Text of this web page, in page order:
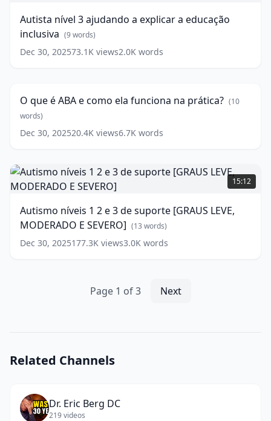
a
explicar
a
educação
Autista nível 3 ajudando a explicar a educação
inclusiva (9words)
Dec 30, 202573.1K views2.0K words
O
e
como
ela
funciona
prática?
(10
words)
O que é ABA e como ela funciona na prática? (10
words)
Dec 30, 202520.4K views6.7K words
Autismo
níveis
1
e
3
de
suporte
15:12
Autismo níveis 1 2 e 3 de suporte [GRAUS LEVE,
MODERADO E SEVERO] (13 words)
Dec 30, 2025177.3K views3.0K words
Page 1 of3 Next
Related Channels
Dr. Eric Berg DC
219videos